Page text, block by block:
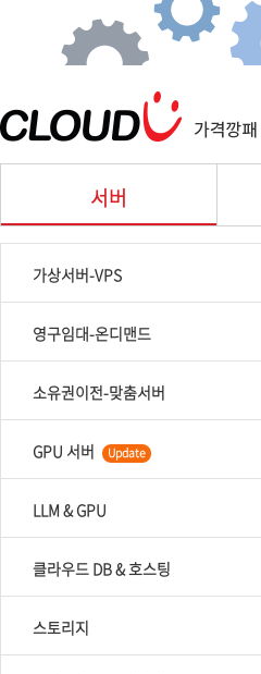
서버
가상서버-VPS
영구임대-온디맨드
소유권이전-맞춤서버
GPU 서버 Update
LLM & GPU
클라우드 DB & 호스팅
스토리지